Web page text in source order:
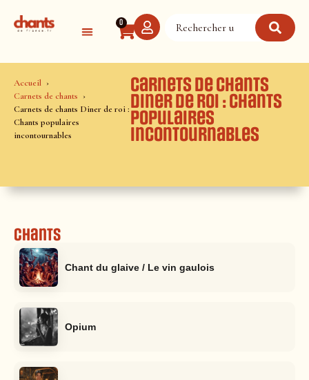
0
Accueil
Carnets de chants
Carnets de chants Diner de roi :
Chants populaires
incontournables
Carnets de chants
Diner de roi : Chants
populaires
incontournables
Chants
Chant du glaive / Le vin gaulois
Opium